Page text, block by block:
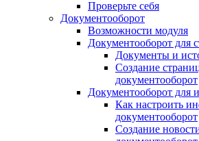
Проверьте себя
Документооборот
Возможности модуля
Документооборот для
Документы и
Создание
документооборот
Документооборот для
Как настроить
документооборот
Создание